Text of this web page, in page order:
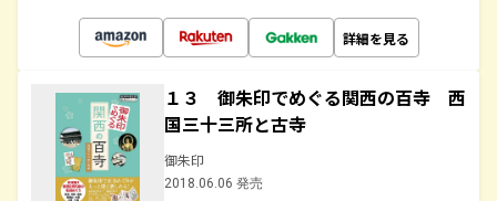
詳細を見る
１３ 御朱印でめぐる関西の百寺 西
国三十三所と古寺
御朱印
2018.06.06 発売